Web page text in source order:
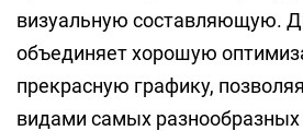
визуальную составляющую.
объединяет хорошую
прекрасную графику,
видами самых разнообразных